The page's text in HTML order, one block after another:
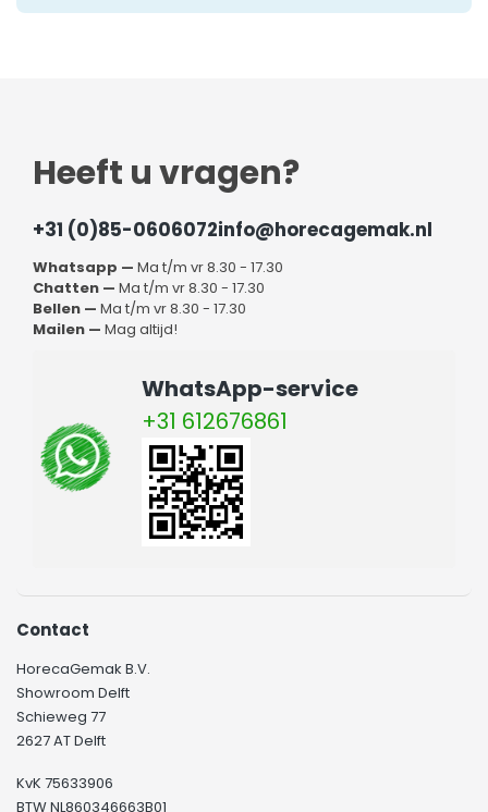
Heeft u vragen?
+31 (0)85-0606072info@horecagemak.nl
Whatsapp — Ma t/m vr 8.30 - 17.30
Chatten — Ma t/m vr 8.30 - 17.30
Bellen — Ma t/m vr 8.30 - 17.30
Mailen — Mag altijd!
WhatsApp-service
+31 612676861
Contact
HorecaGemak B.V.
Showroom Delft
Schieweg 77
2627 AT Delft
KvK 75633906
BTW NL860346663B01